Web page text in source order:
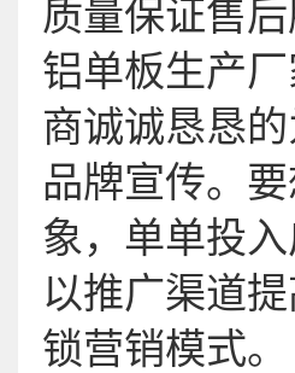
质量保证售
铝单板生产
商诚诚恳恳
品牌宣传。
象，单单投
以推广渠道
锁营销模式。